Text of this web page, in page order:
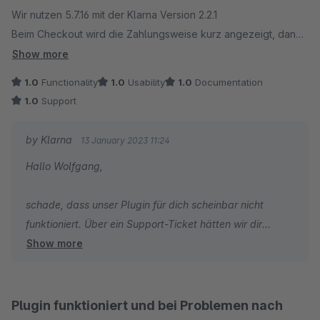
https://docs.shopware.com/de/account-
de/shopbetreiberbereich/support?category=account-
de/shopbetreiberbereich
Wir nutzen 5.7.16 mit der Klarna Version 2.2.1
Beim Checkout wird die Zahlungsweise kurz angezeigt, dann
verschwindet sie wieder.
Support ist Fehlanzeige!
Show more
1.0 Functionality 1.0 Usability 1.0 Documentation
1.0 Support
by Klarna 13 January 2023 11:24
Hallo Wolfgang,
schade, dass unser Plugin für dich scheinbar nicht
funktioniert. Über ein Support-Ticket hätten wir dir
sicherlich helfen können, leider liegt uns aber keines von
Hast du unsere Plugin-Dokumentation schon gesehen?
Show more
Plugin funktioniert und bei Problemen nach